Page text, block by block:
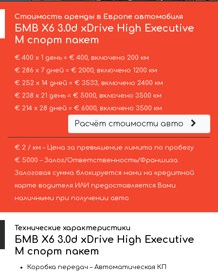
Стоимость аренды в Европе автомобиля
БМВ X6 3.0d xDrive High Executive
M спорт пакет
€ 400 х 1 день = € 400, включено 200 км
€ 286 х 7 дней = € 2000, включено 1200 км
€ 252 х 14 дней = € 3533, включено 2400 км
€ 238 х 21 день = € 5000, включено 3500 км
€ 214 х 28 дней = € 6000, включено 3500 км
Расчёт стоимости авто
€ 2 / км – Цена за превышение лимита по пробегу
€ 5000 – Залог/Ответственность/Франшиза.
Залоговая сумма блокируется нами на кредитной
карте водителя ИЛИ предоставляется Вами
наличными при получении авто.
Технические характеристики
БМВ X6 3.0d xDrive High Executive
M спорт пакет
Коробка передач – Автоматическая КП